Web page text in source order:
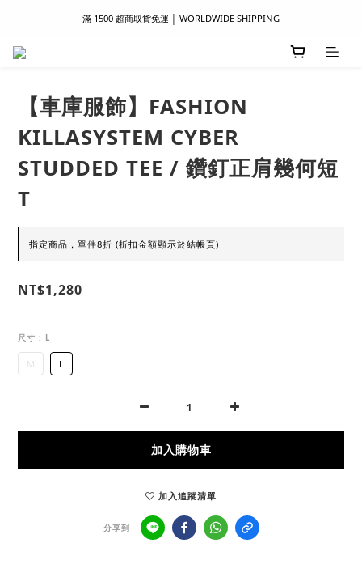
滿 1500 超商取貨免運 │ WORLDWIDE SHIPPING
滿 1500 超商取貨免運 │ WORLDWIDE SHIPPING
滿 1500 超商取貨免運 │ WORLDWIDE SHIPPING
【車庫服飾】FASHION
KILLASYSTEM CYBER
STUDDED TEE / 鑽釘正肩幾何短
T
指定商品，單件8折 (折扣金額顯示於結帳頁)
NT$1,280
尺寸 : L
M L
加入購物車
加入追蹤清單
分享到